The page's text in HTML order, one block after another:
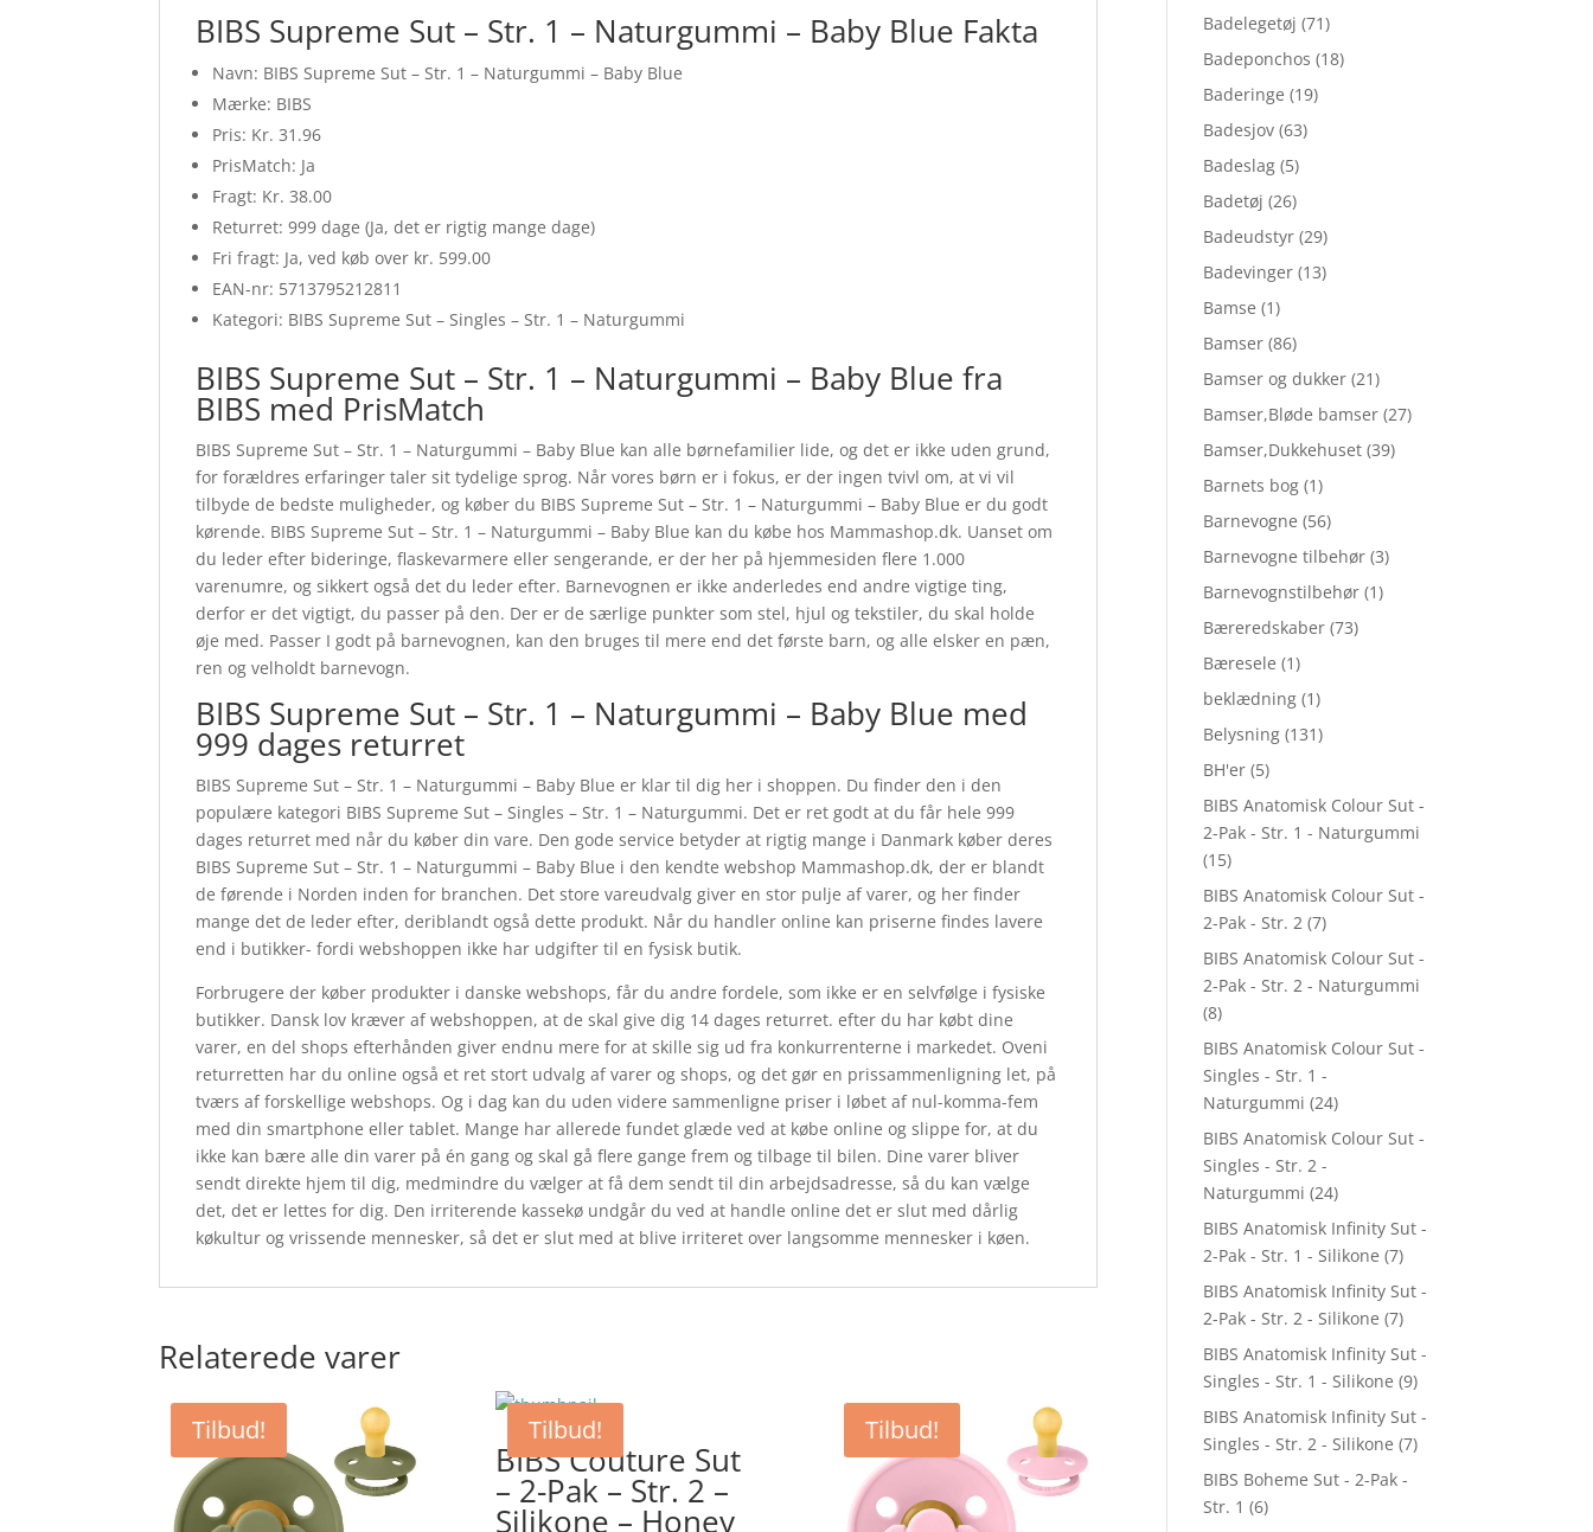
BIBS Supreme Sut – Str. 1 – Naturgummi – Baby Blue Fakta
Navn: BIBS Supreme Sut – Str. 1 – Naturgummi – Baby Blue
Mærke: BIBS
Pris: Kr. 31.96
PrisMatch: Ja
Fragt: Kr. 38.00
Returret: 999 dage (Ja, det er rigtig mange dage)
Fri fragt: Ja, ved køb over kr. 599.00
EAN-nr: 5713795212811
Kategori: BIBS Supreme Sut – Singles – Str. 1 – Naturgummi
BIBS Supreme Sut – Str. 1 – Naturgummi – Baby Blue fra
BIBS med PrisMatch
BIBS Supreme Sut – Str. 1 – Naturgummi – Baby Blue kan alle børnefamilier lide, og det er ikke uden grund,
for forældres erfaringer taler sit tydelige sprog. Når vores børn er i fokus, er der ingen tvivl om, at vi vil
tilbyde de bedste muligheder, og køber du BIBS Supreme Sut – Str. 1 – Naturgummi – Baby Blue er du godt
kørende. BIBS Supreme Sut – Str. 1 – Naturgummi – Baby Blue kan du købe hos Mammashop.dk. Uanset om
du leder efter bideringe, flaskevarmere eller sengerande, er der her på hjemmesiden flere 1.000
varenumre, og sikkert også det du leder efter. Barnevognen er ikke anderledes end andre vigtige ting,
derfor er det vigtigt, du passer på den. Der er de særlige punkter som stel, hjul og tekstiler, du skal holde
øje med. Passer I godt på barnevognen, kan den bruges til mere end det første barn, og alle elsker en pæn,
ren og velholdt barnevogn.
BIBS Supreme Sut – Str. 1 – Naturgummi – Baby Blue med
999 dages returret
BIBS Supreme Sut – Str. 1 – Naturgummi – Baby Blue er klar til dig her i shoppen. Du finder den i den
populære kategori BIBS Supreme Sut – Singles – Str. 1 – Naturgummi. Det er ret godt at du får hele 999
dages returret med når du køber din vare. Den gode service betyder at rigtig mange i Danmark køber deres
BIBS Supreme Sut – Str. 1 – Naturgummi – Baby Blue i den kendte webshop Mammashop.dk, der er blandt
de førende i Norden inden for branchen. Det store vareudvalg giver en stor pulje af varer, og her finder
mange det de leder efter, deriblandt også dette produkt. Når du handler online kan priserne findes lavere
end i butikker- fordi webshoppen ikke har udgifter til en fysisk butik.
Forbrugere der køber produkter i danske webshops, får du andre fordele, som ikke er en selvfølge i fysiske
butikker. Dansk lov kræver af webshoppen, at de skal give dig 14 dages returret. efter du har købt dine
varer, en del shops efterhånden giver endnu mere for at skille sig ud fra konkurrenterne i markedet. Oveni
returretten har du online også et ret stort udvalg af varer og shops, og det gør en prissammenligning let, på
tværs af forskellige webshops. Og i dag kan du uden videre sammenligne priser i løbet af nul-komma-fem
med din smartphone eller tablet. Mange har allerede fundet glæde ved at købe online og slippe for, at du
ikke kan bære alle din varer på én gang og skal gå flere gange frem og tilbage til bilen. Dine varer bliver
sendt direkte hjem til dig, medmindre du vælger at få dem sendt til din arbejdsadresse, så du kan vælge
det, det er lettes for dig. Den irriterende kassekø undgår du ved at handle online det er slut med dårlig
køkultur og vrissende mennesker, så det er slut med at blive irriteret over langsomme mennesker i køen.
Relaterede varer
Tilbud! Tilbud!
BIBS Couture Sut
– 2-Pak – Str. 2 –
Silikone – Honey
Tilbud!
Badelegetøj (71)
Badeponchos (18)
Baderinge (19)
Badesjov (63)
Badeslag (5)
Badetøj (26)
Badeudstyr (29)
Badevinger (13)
Bamse (1)
Bamser (86)
Bamser og dukker (21)
Bamser,Bløde bamser (27)
Bamser,Dukkehuset (39)
Barnets bog (1)
Barnevogne (56)
Barnevogne tilbehør (3)
Barnevognstilbehør (1)
Bæreredskaber (73)
Bæresele (1)
beklædning (1)
Belysning (131)
BH'er (5)
BIBS Anatomisk Colour Sut -
2-Pak - Str. 1 - Naturgummi
(15)
BIBS Anatomisk Colour Sut -
2-Pak - Str. 2 (7)
BIBS Anatomisk Colour Sut -
2-Pak - Str. 2 - Naturgummi
(8)
BIBS Anatomisk Colour Sut -
Singles - Str. 1 -
Naturgummi (24)
BIBS Anatomisk Colour Sut -
Singles - Str. 2 -
Naturgummi (24)
BIBS Anatomisk Infinity Sut -
2-Pak - Str. 1 - Silikone (7)
BIBS Anatomisk Infinity Sut -
2-Pak - Str. 2 - Silikone (7)
BIBS Anatomisk Infinity Sut -
Singles - Str. 1 - Silikone (9)
BIBS Anatomisk Infinity Sut -
Singles - Str. 2 - Silikone (7)
BIBS Boheme Sut - 2-Pak -
Str. 1 (6)